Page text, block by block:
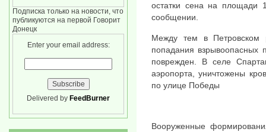
остатки сена на площади
сообщении.
Между тем в Петровском
попадания взрывоопасных
поврежден. В селе
аэропорта, уничтожены
по улице Победы
Вооруженные
Подписка только на новости, что
публикуются на первой Говорит
Донецк
Enter your email address:
Delivered by FeedBurner